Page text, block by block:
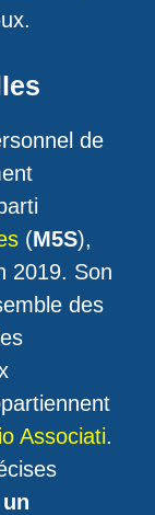
de
(M5S),
2019. Son
des
Associati.